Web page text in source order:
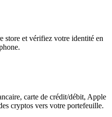
store et vérifiez votre identité en
carte de crédit/débit, Apple
cryptos vers votre portefeuille.